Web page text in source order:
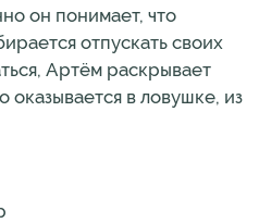
он понимает, что
отпускать своих
Артём раскрывает
в ловушке, из